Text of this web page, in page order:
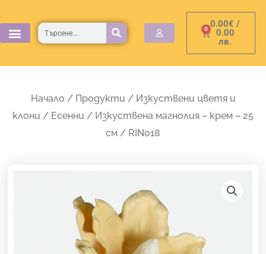
to
content
0.00€ /
0.00
лв.
0
Cart
Търсене
Начало / Продукти / Изкуствени цветя и
клони / Есенни / Изкуствена магнолия – крем – 25
см / RIN018